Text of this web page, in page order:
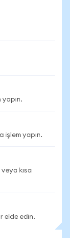
yapın.
işlem yapın.
kısa
elde edin.